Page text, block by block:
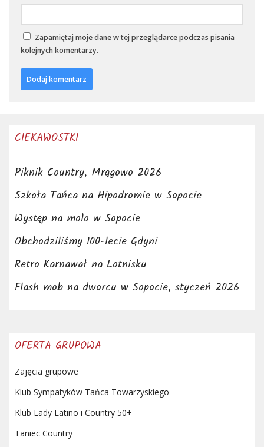
Zapamiętaj moje dane w tej przeglądarce podczas pisania
kolejnych komentarzy.
CIEKAWOSTKI
Piknik Country, Mrągowo 2026
Szkoła Tańca na Hipodromie w Sopocie
Występ na molo w Sopocie
Obchodziliśmy 100-lecie Gdyni
Retro Karnawał na Lotnisku
Flash mob na dworcu w Sopocie, styczeń 2026
OFERTA GRUPOWA
Zajęcia grupowe
Klub Sympatyków Tańca Towarzyskiego
Klub Lady Latino i Country 50+
Taniec Country